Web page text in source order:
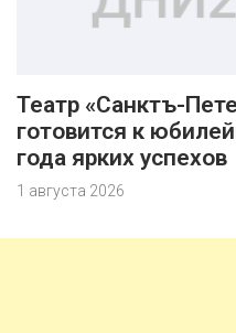
Театр «Санктъ-
готовится к
года ярких успехов
1 августа 2026